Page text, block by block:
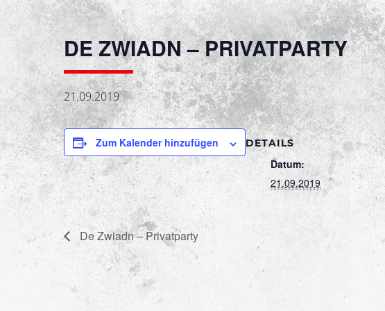
DE ZWIADN – PRIVATPARTY
21.09.2019
Zum Kalender hinzufügen DETAILS
Datum:
21.09.2019
De Zwiadn – Privatparty